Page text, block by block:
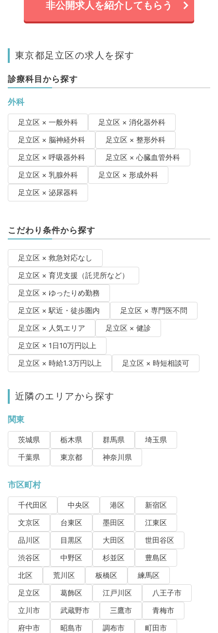
非公開求人を紹介してもらう
東京都足立区の求人を探す
診療科目から探す
外科
足立区 × 一般外科
足立区 × 消化器外科
足立区 × 脳神経外科
足立区 × 整形外科
足立区 × 呼吸器外科
足立区 × 心臓血管外科
足立区 × 乳腺外科
足立区 × 形成外科
足立区 × 泌尿器科
こだわり条件から探す
足立区 × 救急対応なし
足立区 × 育児支援（託児所など）
足立区 × ゆったりめ勤務
足立区 × 駅近・徒歩圏内
足立区 × 専門医不問
足立区 × 人気エリア
足立区 × 健診
足立区 × 1日10万円以上
足立区 × 時給1.3万円以上
足立区 × 時短相談可
近隣のエリアから探す
関東
茨城県 栃木県 群馬県
埼玉県
千葉県
東京都 神奈川県
市区町村
千代田区 中央区 港区
新宿区
文京区
台東区 墨田区
江東区
品川区
目黒区 大田区
世田谷区
渋谷区
中野区 杉並区
豊島区
北区
荒川区 板橋区
練馬区
足立区
葛飾区 江戸川区
八王子市
立川市
武蔵野市 三鷹市
青梅市
府中市
昭島市 調布市
町田市